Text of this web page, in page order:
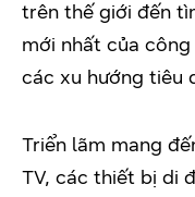
trên thế giới đến
mới nhất của
các xu hướng tiêu
Triển lãm mang
TV, các thiết bị di